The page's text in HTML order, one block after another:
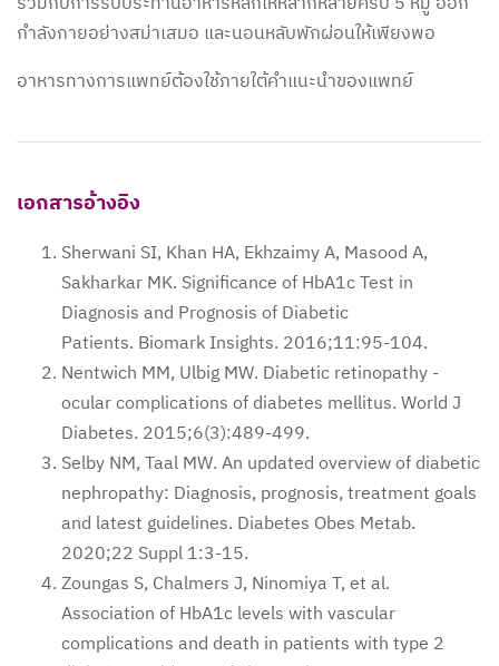
กำลังกายอย่างสม่าเสมอ และนอนหลับพักผ่อนให้เพียงพอ
อาหารทางการแพทย์ต้องใช้ภายใต้คำแนะนำของแพทย์
เอกสารอ้างอิง
Sherwani SI, Khan HA, Ekhzaimy A, Masood A,
Sakharkar MK. Significance of HbA1c Test in
Diagnosis and Prognosis of Diabetic
Patients. Biomark Insights. 2016;11:95-104.
Nentwich MM, Ulbig MW. Diabetic retinopathy -
ocular complications of diabetes mellitus. World J
Diabetes. 2015;6(3):489-499.
Selby NM, Taal MW. An updated overview of diabetic
nephropathy: Diagnosis, prognosis, treatment goals
and latest guidelines. Diabetes Obes Metab.
2020;22 Suppl 1:3-15.
Zoungas S, Chalmers J, Ninomiya T, et al.
Association of HbA1c levels with vascular
complications and death in patients with type 2